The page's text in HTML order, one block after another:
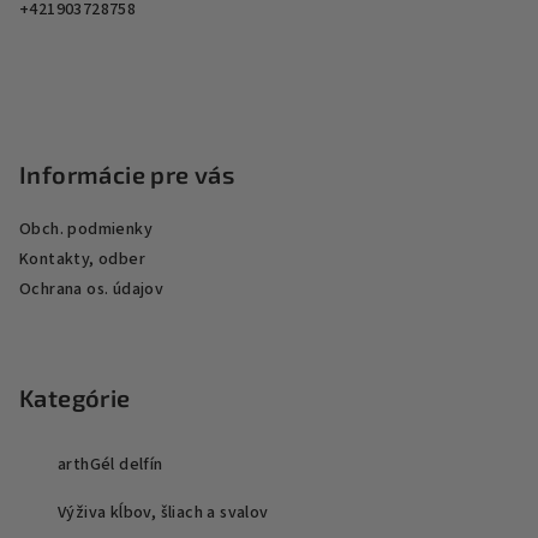
+421903728758
Informácie pre vás
Obch. podmienky
Kontakty, odber
Ochrana os. údajov
Kategórie
arthGél delfín
Výživa kĺbov, šliach a svalov